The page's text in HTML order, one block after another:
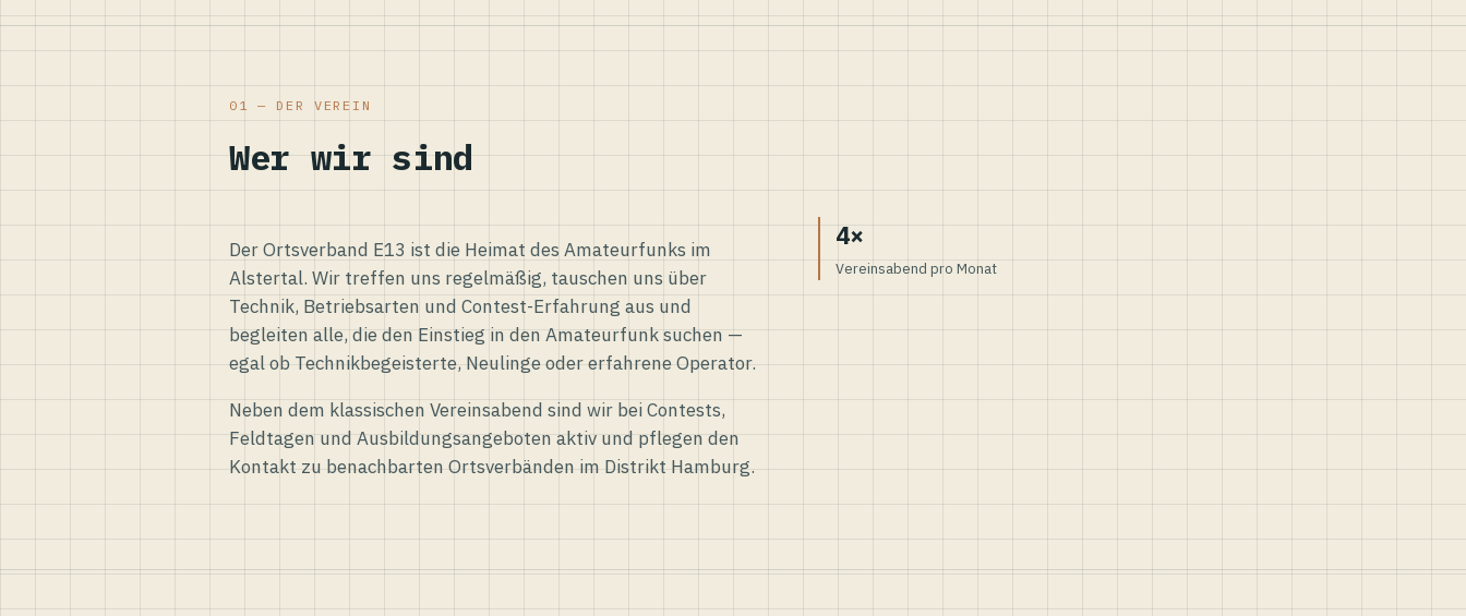
01 — DER VEREIN
Wer wir sind
Der Ortsverband E13 ist die Heimat des Amateurfunks im
Alstertal. Wir treffen uns regelmäßig, tauschen uns über
Technik, Betriebsarten und Contest-Erfahrung aus und
begleiten alle, die den Einstieg in den Amateurfunk suchen —
egal ob Technikbegeisterte, Neulinge oder erfahrene Operator.
Neben dem klassischen Vereinsabend sind wir bei Contests,
Feldtagen und Ausbildungsangeboten aktiv und pflegen den
Kontakt zu benachbarten Ortsverbänden im Distrikt Hamburg.
4×
Vereinsabend pro Monat